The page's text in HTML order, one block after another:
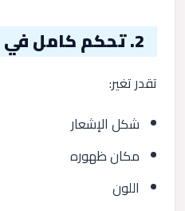
2. تحكم كامل في شكل الإشعارات
تقدر تغير:
شكل الإشعار
مكان ظهوره
اللون